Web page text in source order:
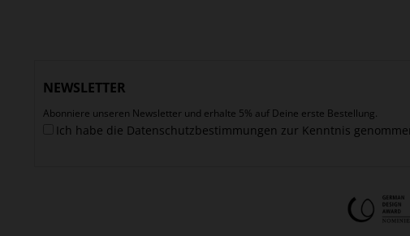
NEWSLETTER
Abonniere unseren Newsletter und erhalte 5% auf Deine erste Bestellung.
Ich habe die Datenschutzbestimmungen zur Kenntnis